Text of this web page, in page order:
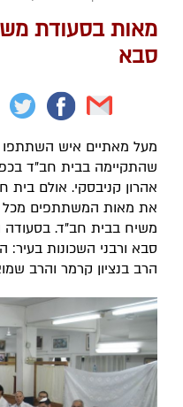
מאות בסעודת
סבא
מעל מאתיים איש
שהתקיימה בבית חב"ד
אהרון קניבסקי. אולם
את מאות המשתתפים מכל
משיח בבית חב"ד.
סבא ורבני השכונות
הרב בנציון קרמר והרב